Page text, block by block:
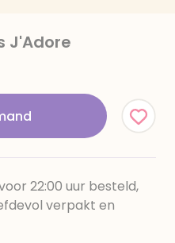
J'Adore
22:00 uur besteld,
verpakt en